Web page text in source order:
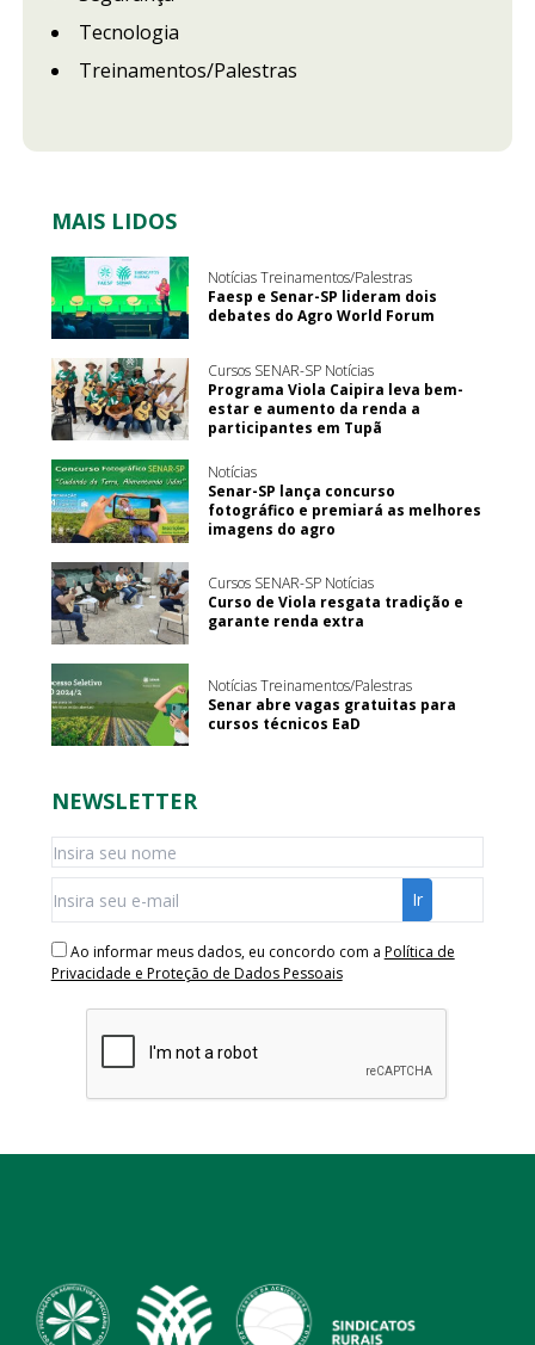
Tecnologia
Treinamentos/Palestras
MAIS LIDOS
Notícias Treinamentos/Palestras
Faesp e Senar-SP lideram dois
debates do Agro World Forum
Cursos SENAR-SP Notícias
Programa Viola Caipira leva bem-
estar e aumento da renda a
participantes em Tupã
Notícias
Senar-SP lança concurso
fotográfico e premiará as melhores
imagens do agro
Cursos SENAR-SP Notícias
Curso de Viola resgata tradição e
garante renda extra
Notícias Treinamentos/Palestras
Senar abre vagas gratuitas para
cursos técnicos EaD
NEWSLETTER
Ao informar meus dados, eu concordo com a Política de
Privacidade e Proteção de Dados Pessoais